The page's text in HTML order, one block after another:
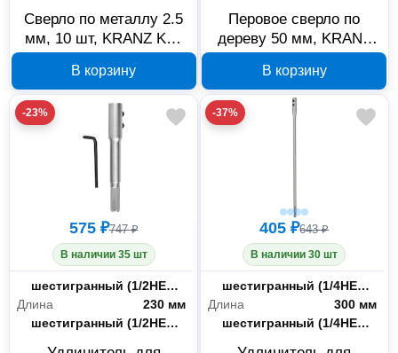
Сверло по металлу 2.5
мм, 10 шт, KRANZ KR-
В корзину
Перовое сверло по
дереву 50 мм, KRANZ
В корзину
-23%
575 ₽747 ₽
В наличии 35 шт
Хвостовик удлинителя
шестигранный (1/2HEX - С)
Длина
230 мм
Тип хвостовика оснастки шестигранный (1/2HEX - С)
-37%
405 ₽643 ₽
В наличии 30 шт
Тип хвостовика оснастки шестигранный (1/4HEX - С)
Длина
300 мм
Хвостовик удлинителя
шестигранный (1/4HEX - E)